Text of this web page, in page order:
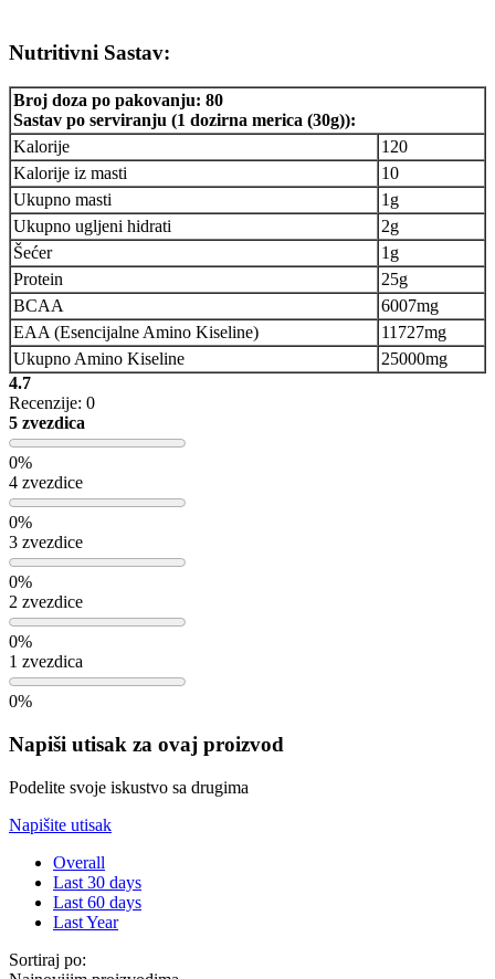
Nutritivni Sastav:
Broj doza po pakovanju: 80
Sastav po serviranju (1 dozirna merica (30g)):
Kalorije
120
Kalorije iz masti
10
Ukupno masti
1g
Ukupno ugljeni hidrati
2g
Šećer
1g
Protein
25g
BCAA
6007mg
EAA (Esencijalne Amino Kiseline)
11727mg
Ukupno Amino Kiseline
25000mg
4.7
Recenzije: 0
5 zvezdica
0%
4 zvezdice
0%
3 zvezdice
0%
2 zvezdice
0%
1 zvezdica
0%
Napiši utisak za ovaj proizvod
Podelite svoje iskustvo sa drugima
Napišite utisak
Overall
Last 30 days
Last 60 days
Last Year
Sortiraj po: